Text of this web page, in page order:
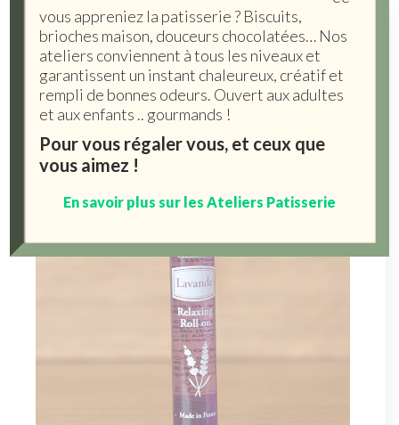
vous appreniez la patisserie ? Biscuits,
brioches maison, douceurs chocolatées… Nos
ateliers conviennent à tous les niveaux et
garantissent un instant chaleureux, créatif et
rempli de bonnes odeurs. Ouvert aux adultes
et aux enfants .. gourmands !
Pour vous régaler vous, et ceux que
vous aimez !
En savoir plus sur les Ateliers Patisserie